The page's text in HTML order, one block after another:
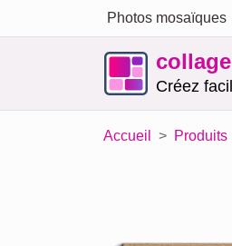
Photos mosaïques
collage
Créez
Accueil Produits